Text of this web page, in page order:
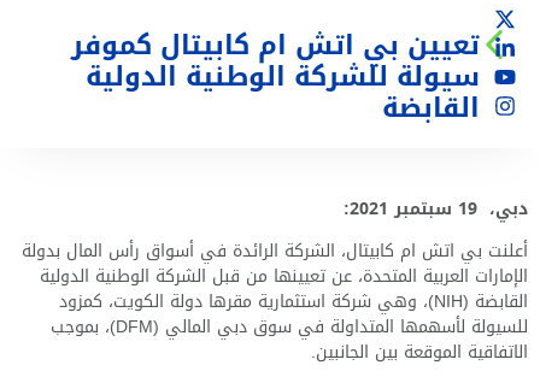
تعيين بي اتش ام كابيتال كموفر
سيولة للشركة الوطنية الدولية
القابضة
دبي، 19 سبتمبر 2021:
أعلنت بي اتش ام كابيتال، الشركة الرائدة في أسواق رأس المال بدولة
الإمارات العربية المتحدة، عن تعيينها من قبل الشركة الوطنية الدولية
القابضة (NIH)، وهي شركة استثمارية مقرها دولة الكويت، كمزود
للسيولة لأسهمها المتداولة في سوق دبي المالي (DFM)، بموجب
الاتفاقية الموقعة بين الجانبين.